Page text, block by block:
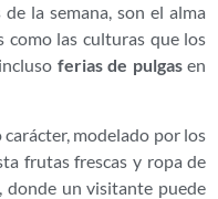
la semana, son el alma
como las culturas que los
ferias de pulgasen
modelado por los
frutas frescas y ropa de
donde un visitante puede